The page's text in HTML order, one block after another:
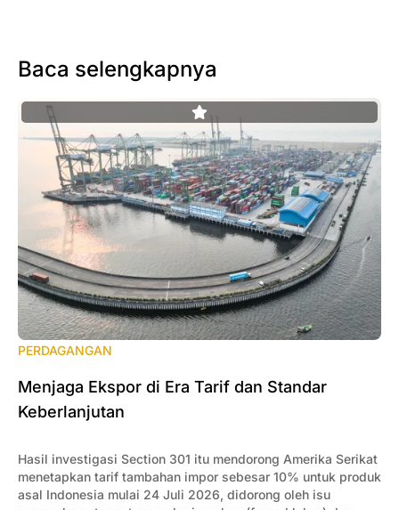
Baca selengkapnya
PERDAGANGAN
Menjaga Ekspor di Era Tarif dan Standar
Keberlanjutan
Hasil investigasi Section 301 itu mendorong Amerika Serikat
menetapkan tarif tambahan impor sebesar 10% untuk produk
asal Indonesia mulai 24 Juli 2026, didorong oleh isu